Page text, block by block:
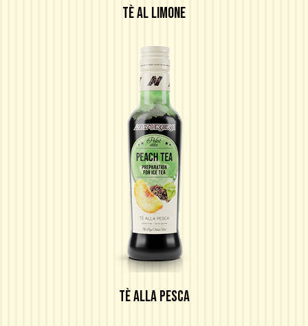
TÈ AL LIMONE
TÈ ALLA PESCA